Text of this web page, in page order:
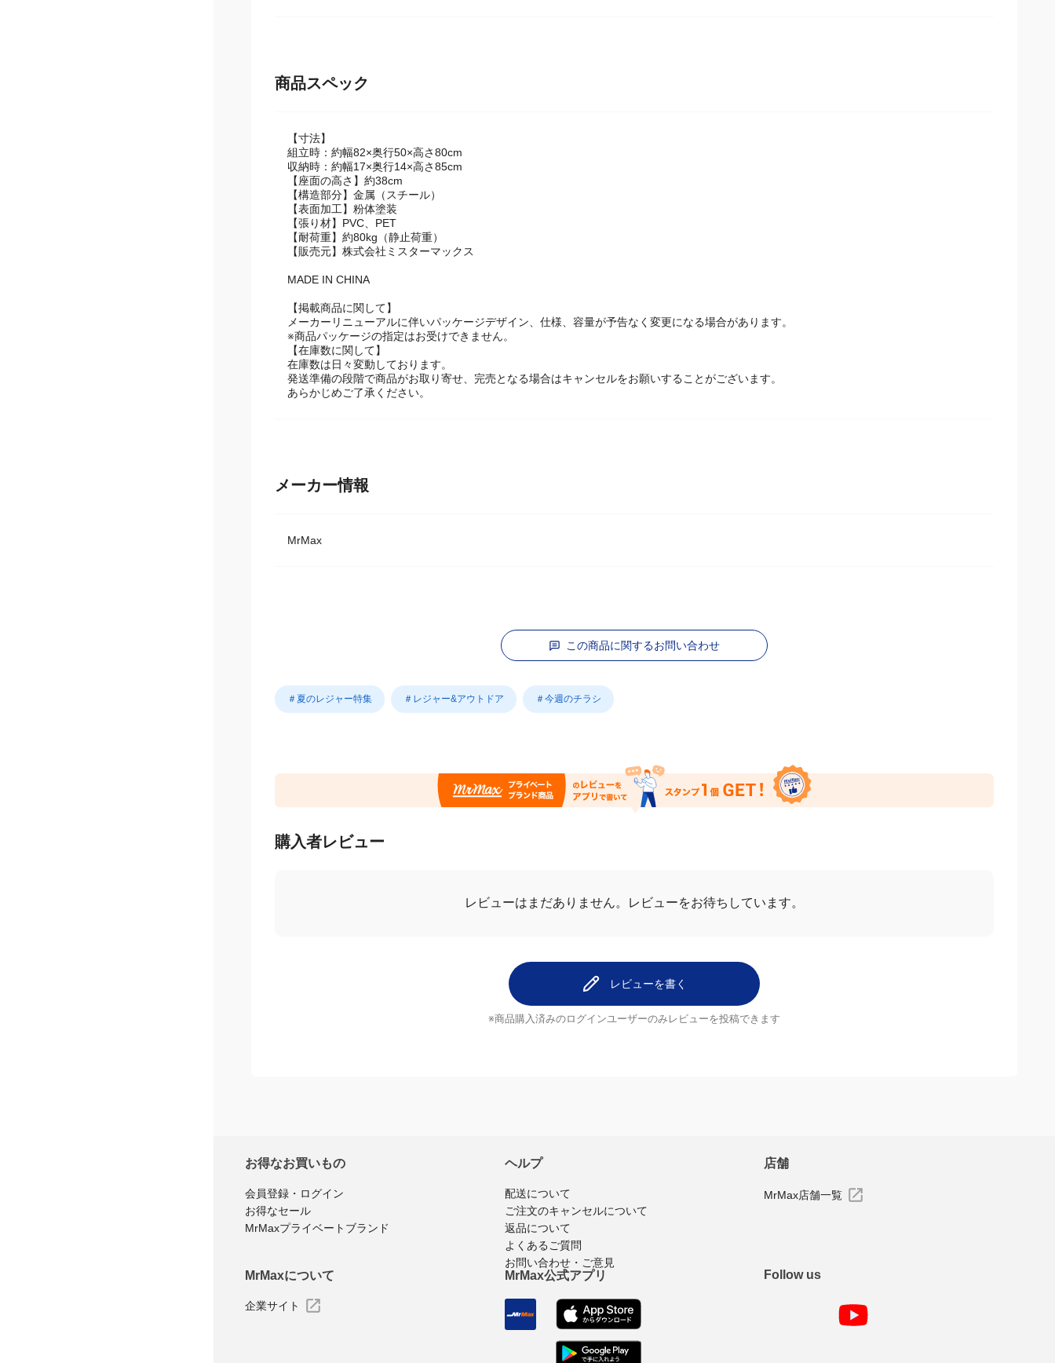
商品スペック
【寸法】
組立時：約幅82×奥行50×高さ80cm
収納時：約幅17×奥行14×高さ85cm
【座面の高さ】約38cm
【構造部分】金属（スチール）
【表面加工】粉体塗装
【張り材】PVC、PET
【耐荷重】約80kg（静止荷重）
【販売元】株式会社ミスターマックス
MADE IN CHINA
【掲載商品に関して】
メーカーリニューアルに伴いパッケージデザイン、仕様、容量が予告なく変更になる場合があります。
※商品パッケージの指定はお受けできません。
【在庫数に関して】
在庫数は日々変動しております。
発送準備の段階で商品がお取り寄せ、完売となる場合はキャンセルをお願いすることがございます。
あらかじめご了承ください。
メーカー情報
MrMax
この商品に関するお問い合わせ
＃夏のレジャー特集 ＃レジャー&アウトドア ＃今週のチラシ
購入者レビュー
レビューはまだありません。 レビューをお待ちしています。
レビューを書く
※商品購入済みのログインユーザーのみ レビューを投稿できます
お得なお買いもの
会員登録・ログイン
お得なセール
MrMaxプライベートブランド
ヘルプ
配送について
ご注文のキャンセルについて
返品について
よくあるご質問
お問い合わせ・ご意見
店舗
MrMax店舗一覧
MrMaxについて
企業サイト
MrMax公式アプリ Follow us